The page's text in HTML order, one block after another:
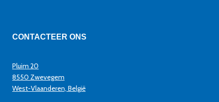
CONTACTEER ONS
Pluim 20
8550 Zwevegem
West-Vlaanderen, België